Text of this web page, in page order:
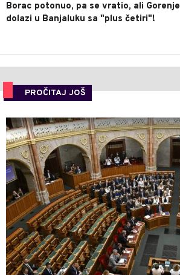
Borac potonuo, pa se vratio, ali Gorenje
dolazi u Banjaluku sa "plus četiri"!
PROČITAJ JOŠ